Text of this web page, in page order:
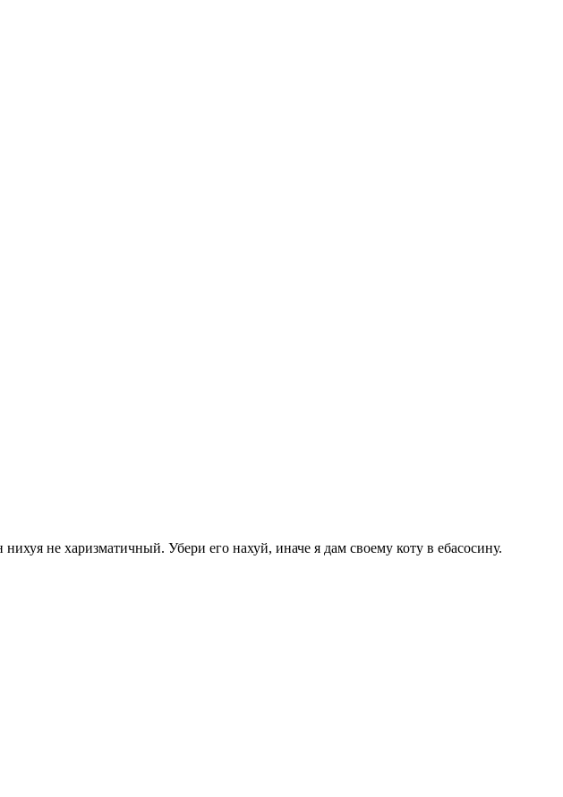
не харизматичный. Убери его нахуй, иначе я дам своему коту в ебасосину.